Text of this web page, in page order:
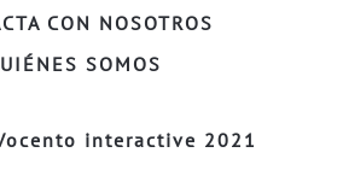
CON NOSOTROS
SOMOS
interactive 2021